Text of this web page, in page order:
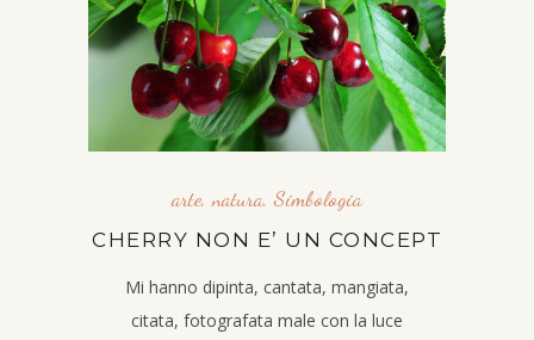
arte, natura,Simbologia
CHERRY NON E’ UN CONCEPT
Mi hanno dipinta, cantata, mangiata,
citata, fotografata male con la luce